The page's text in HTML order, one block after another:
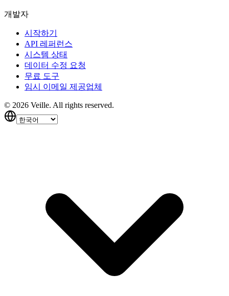
개발자
시작하기
API 레퍼런스
시스템 상태
데이터 수정 요청
무료 도구
임시 이메일 제공업체
© 2026 Veille. All rights reserved.